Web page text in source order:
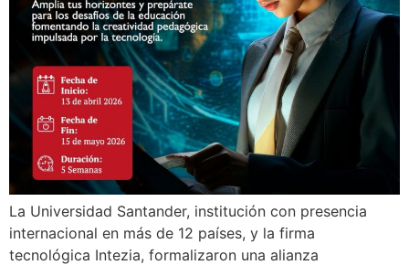
La Universidad Santander, institución con presencia
internacional en más de 12 países, y la firma
tecnológica Intezia, formalizaron una alianza